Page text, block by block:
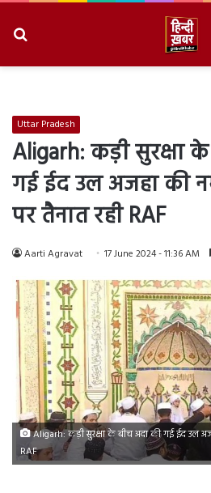
Uttar Pradesh
Aligarh: कड़ी सुरक्षा
गई ईद उल अजहा की
पर तैनात रही RAF
Aarti Agravat 17 June 2024 - 11:36 AM
Aligarh: कड़ी सुरक्षा के बीच अदा की गई ईद उल
RAF